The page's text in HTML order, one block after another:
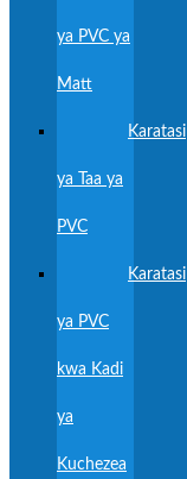
ya PVC ya
Matt
Karatasi
ya Taa ya
PVC
Karatasi
ya PVC
kwa Kadi
ya
Kuchezea